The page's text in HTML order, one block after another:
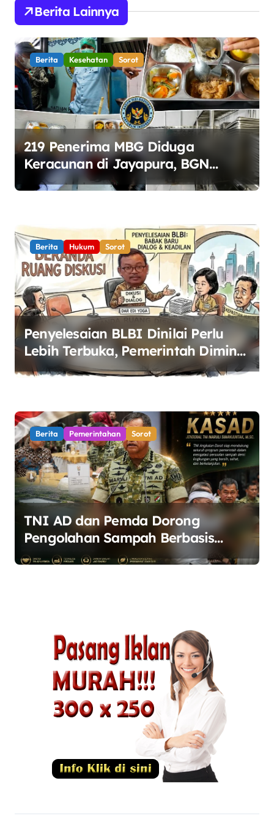
a
s
i
p
o
s
Berita Lainnya
Berita Kesehatan Sorot
219 Penerima MBG Diduga
Keracunan di Jayapura, BGN
Perketat Pengawasan Keamanan
Berita Hukum Sorot
Penyelesaian BLBI Dinilai Perlu
Lebih Terbuka, Pemerintah Diminta
Buka Ruang Dialog
Berita Pemerintahan Sorot
TNI AD dan Pemda Dorong
Pengolahan Sampah Berbasis
Teknologi Pirolisis